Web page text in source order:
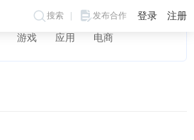
搜索 发布合作 登录
注册
游戏 应用 电商